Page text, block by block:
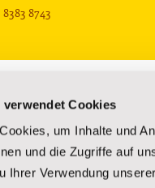
verwendet Cookies
um Inhalte und
und die Zugriffe auf
Ihrer Verwendung
8743
und Versorgung